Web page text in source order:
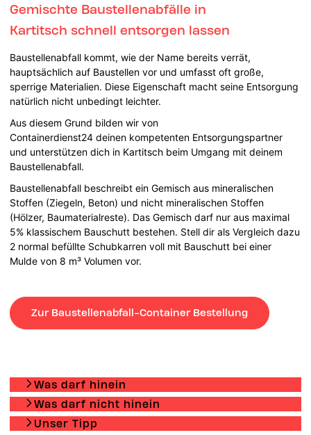
Gemischte Baustellenabfälle in
Kartitsch schnell entsorgen lassen
Baustellenabfall kommt, wie der Name bereits verrät,
hauptsächlich auf Baustellen vor und umfasst oft große,
sperrige Materialien. Diese Eigenschaft macht seine Entsorgung
natürlich nicht unbedingt leichter.
Aus diesem Grund bilden wir von
Containerdienst24 deinen kompetenten Entsorgungspartner
und unterstützen dich in Kartitsch beim Umgang mit deinem
Baustellenabfall.
Baustellenabfall beschreibt ein Gemisch aus mineralischen
Stoffen (Ziegeln, Beton) und nicht mineralischen Stoffen
(Hölzer, Baumaterialreste). Das Gemisch darf nur aus maximal
5% klassischem Bauschutt bestehen. Stell dir als Vergleich dazu
2 normal befüllte Schubkarren voll mit Bauschutt bei einer
Mulde von 8 m³ Volumen vor.
Zur Baustellenabfall-Container Bestellung
Was darf hinein
Was darf nicht hinein
Unser Tipp